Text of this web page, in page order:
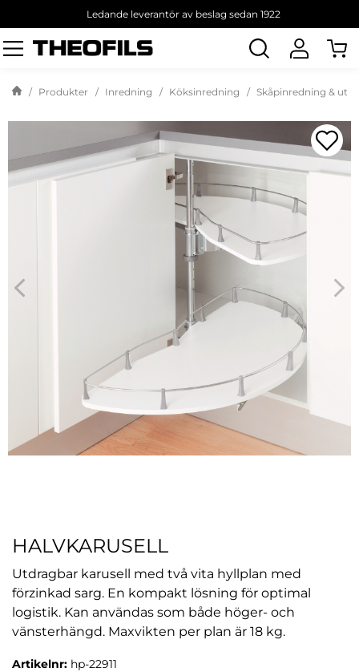
Ledande leverantör av beslag sedan 1922
Sök
produkt
Produkter Inredning Köksinredning Skåpinredning &
HALVKARUSELL
Utdragbar karusell med två vita hyllplan med
förzinkad sarg. En kompakt lösning för optimal
logistik. Kan användas som både höger- och
vänsterhängd. Maxvikten per plan är 18 kg.
Artikelnr: hp-22911